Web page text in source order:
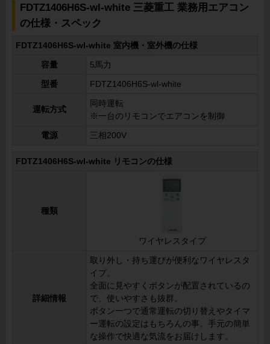
FDTZ1406H6S-wl-white 三菱重工 業務用エアコン
の仕様・スペック
FDTZ1406H6S-wl-white 室内機・室外機の仕様
容量 5馬力
型番 FDTZ1406H6S-wl-white
運転方式
同時運転
※一台のリモコンでエアコンを制御
電源 三相200V
FDTZ1406H6S-wl-white リモコンの仕様
種類
ワイヤレスタイプ
詳細情報
取り外し・持ち運びが便利なワイヤレスタ
イプ。
全面に見やすくボタンが配置されているの
で、使いやすさも抜群。
ボタン一つで通常運転の切り替えやタイマ
ー運転の設定はもちろんの事。手元の簡単
な操作で快適な気流をお届けします。